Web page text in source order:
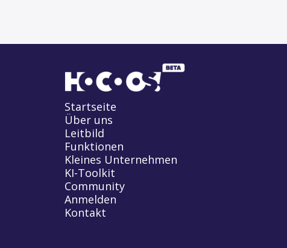
Startseite
Über uns
Leitbild
Funktionen
Kleines Unternehmen
KI-Toolkit
Community
Anmelden
Kontakt